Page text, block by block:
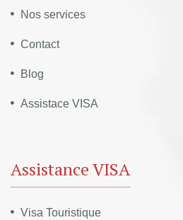
Nos services
Contact
Blog
Assistace VISA
Assistance VISA
Visa Touristique